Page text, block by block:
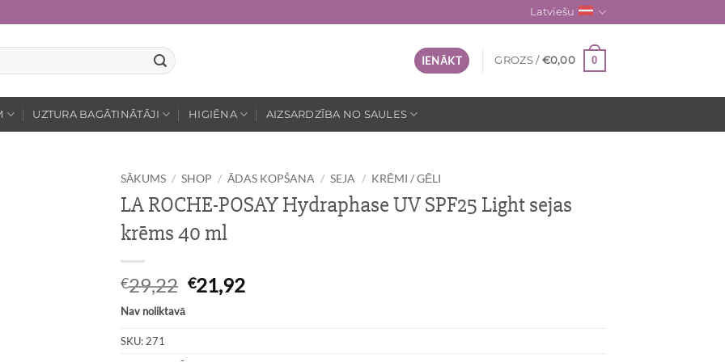
Latviešu
IENĀKT GROZS / €0,00 0
UZTURA BAGĀTINĀTĀJI HIGIĒNA AIZSARDZĪBA NO SAULES
SĀKUMS / SHOP / ĀDAS KOPŠANA / SEJA / KRĒMI / GĒLI
LA ROCHE-POSAY Hydraphase UV SPF25 Light sejas
krēms 40 ml
€29,22 Original
price
was:
€21,92Current
is:
Nav noliktavā
SKU: 271